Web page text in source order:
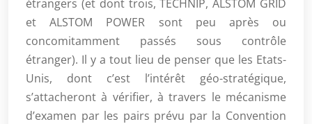
étrangers (et dont trois, TECHNIP, ALSTOM GRID
et ALSTOM POWER sont peu après ou
concomitamment passés sous contrôle
étranger). Il y a tout lieu de penser que les Etats-
Unis, dont c’est l’intérêt géo-stratégique,
s’attacheront à vérifier, à travers le mécanisme
d’examen par les pairs prévu par la Convention